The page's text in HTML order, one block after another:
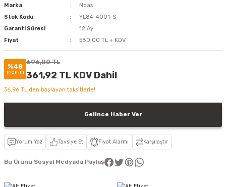
Marka
Noas
Stok Kodu
YL84-4001-S
Garanti Süresi
12 Ay
Fiyat
580,00 TL + KDV
%48
indirim
696,00 TL
361,92 TL KDV Dahil
36,96 TL den başlayan taksitlerle!
Gelince Haber Ver
Yorum Yaz Tavsiye Et Fiyat Alarmı Karşılaştır
Bu Ürünü Sosyal Medyada Paylaş